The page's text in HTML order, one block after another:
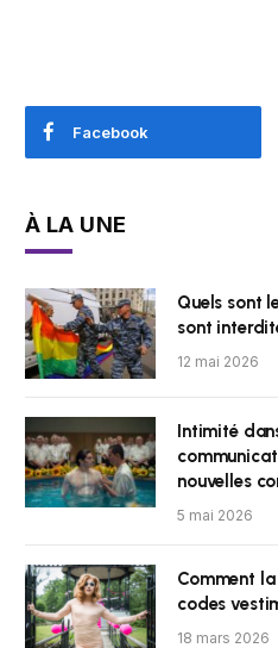
Facebook
À LA UNE
Quels sont
sont
12 mai 2026
Intimité
nouvelles
5 mai 2026
Comment
codes
18 mars 2026